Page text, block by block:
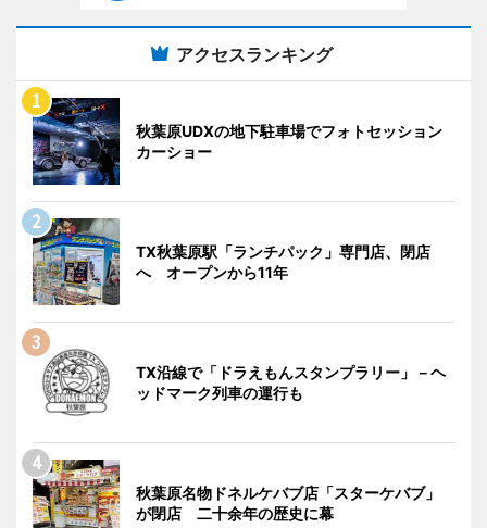
アクセスランキング
秋葉原UDXの地下駐車場でフォトセッション
カーショー
TX秋葉原駅「ランチパック」専門店、閉店
へ オープンから11年
TX沿線で「ドラえもんスタンプラリー」－ヘ
ッドマーク列車の運行も
秋葉原名物ドネルケバブ店「スターケバブ」
が閉店 二十余年の歴史に幕